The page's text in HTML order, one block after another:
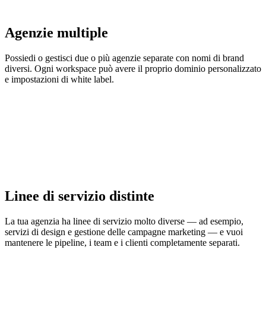
Agenzie multiple
Possiedi o gestisci due o più agenzie separate con nomi di brand
diversi. Ogni workspace può avere il proprio dominio personalizzato
e impostazioni di white label.
Linee di servizio distinte
La tua agenzia ha linee di servizio molto diverse — ad esempio,
servizi di design e gestione delle campagne marketing — e vuoi
mantenere le pipeline, i team e i clienti completamente separati.